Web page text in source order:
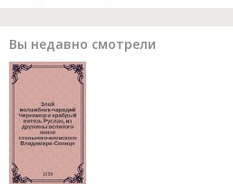
Вы недавно смотрели